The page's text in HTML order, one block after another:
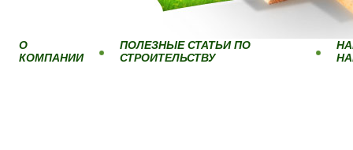
О
КОМПАНИИ
ПОЛЕЗНЫЕ СТАТЬИ ПО
СТРОИТЕЛЬСТВУ